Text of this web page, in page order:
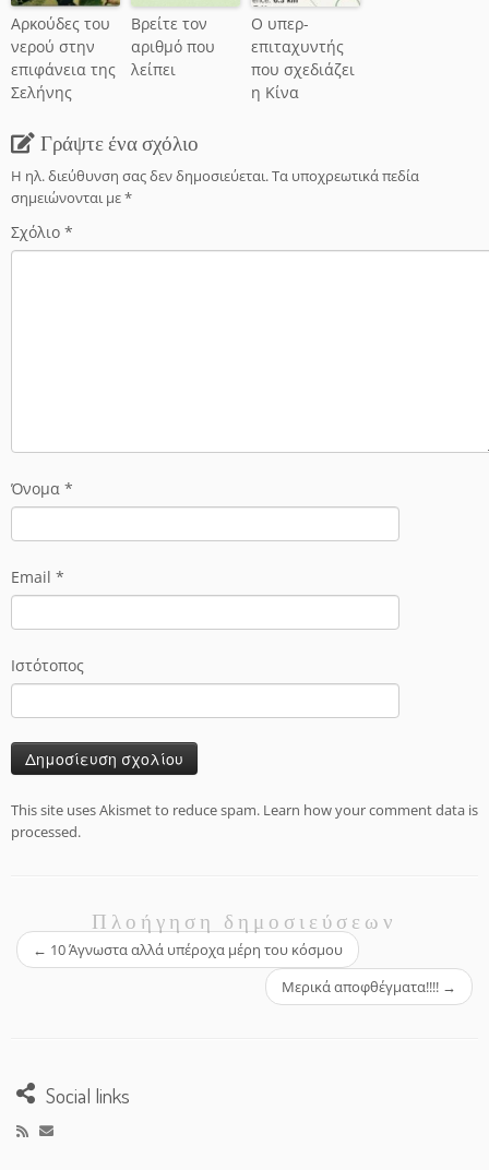
Αρκούδες του
νερού στην
επιφάνεια της
Σελήνης
Βρείτε τον
αριθμό που
λείπει
Ο υπερ-
επιταχυντής
που σχεδιάζει
η Κίνα
Γράψτε ένα σχόλιο
Η ηλ. διεύθυνση σας δεν δημοσιεύεται.Τα υποχρεωτικά πεδία
σημειώνονται με*
Σχόλιο *
Όνομα *
Email *
Ιστότοπος
This site uses Akismet to reduce spam. Learn how your comment data is
processed.
Πλοήγηση δημοσιεύσεων
← 10 Άγνωστα αλλά υπέροχα μέρη του κόσμου
Μερικά αποφθέγματα!!!! →
Social links